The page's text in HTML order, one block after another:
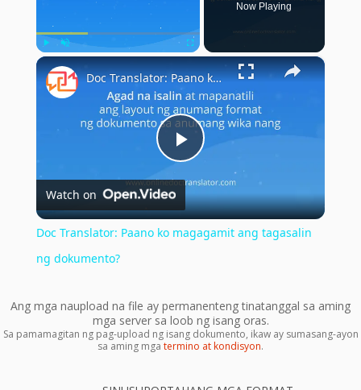
Play Unmute Fullscreen
Now Playing
×
Play
Video
Doc Translator: Paano ko magagamit ang tagasalin ng dokumento?
Watch on
Doc Translator: Paano ko magagamit ang tagasalin
ng dokumento?
Ang mga naupload na file ay permanenteng tinatanggal sa aming
mga server sa loob ng isang oras.
Sa pamamagitan ng pag-upload ng isang dokumento, ikaw ay sumasang-ayon
sa aming mga termino at kondisyon.